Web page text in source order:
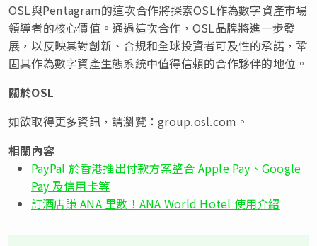
OSL與Pentagram的這次合作將探索OSL作為數字資產市場
領導者的核心價值。通過這次合作，OSL品牌將進一步發
展，以反映其對創新、合規和全球投資者可及性的承諾，鞏
固其作為數字資產生態系統中值得信賴的合作夥伴的地位。
關於OSL
如欲取得更多資訊，請瀏覽：group.osl.com。
相關內容
PayPal 於香港推出付款方案整合 Apple Pay、Google
Pay 及信用卡等
訂酒店賺 ANA 里數！ANA World Hotel 使用介紹